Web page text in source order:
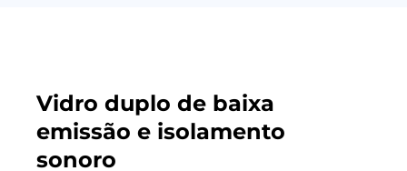
Vidro duplo de baixa
emissão e isolamento
sonoro